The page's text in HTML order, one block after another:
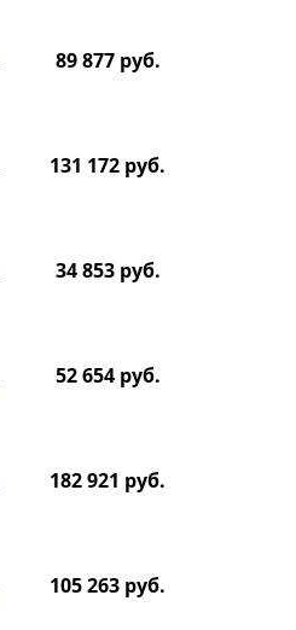
89 877 руб.
131 172 руб.
34 853 руб.
52 654 руб.
182 921 руб.
105 263 руб.